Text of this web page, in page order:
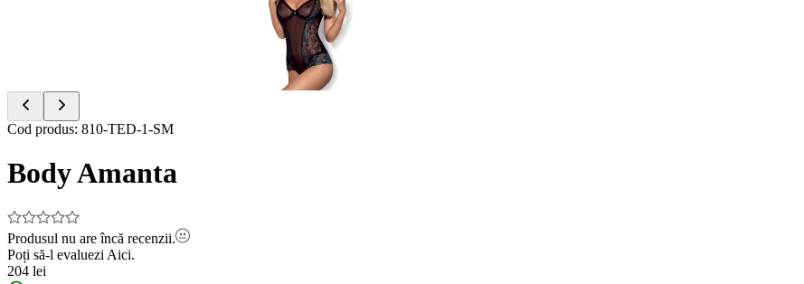
Item
of
Cod produs: 810-TED-1-SM
Body Amanta
Produsul nu are încă recenzii.
Poți să-l evaluezi Aici.
204 lei